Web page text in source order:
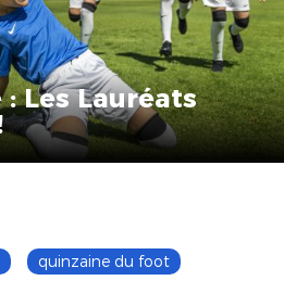
: Les Lauréats
quinzaine du foot